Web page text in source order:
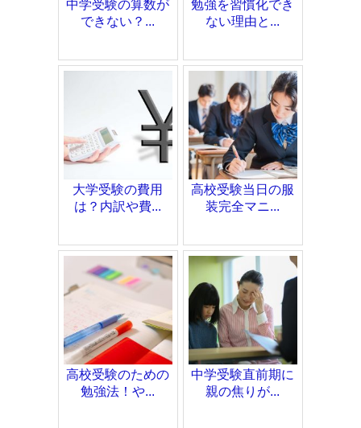
中学受験の算数が
できない？...
勉強を習慣化でき
ない理由と...
大学受験の費用
は？内訳や費...
高校受験当日の服
装完全マニ...
高校受験のための
勉強法！や...
中学受験直前期に
親の焦りが...